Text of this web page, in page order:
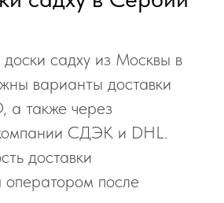
садху из Москвы в
варианты доставки
а также через
СДЭК и DHL.
доставки
оператором после